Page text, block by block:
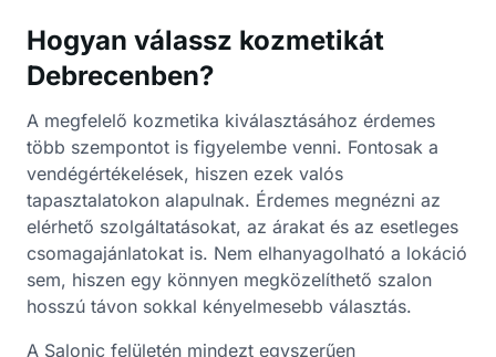
Hogyan válassz kozmetikát
Debrecenben?
A megfelelő kozmetika kiválasztásához érdemes
több szempontot is figyelembe venni. Fontosak a
vendégértékelések, hiszen ezek valós
tapasztalatokon alapulnak. Érdemes megnézni az
elérhető szolgáltatásokat, az árakat és az esetleges
csomagajánlatokat is. Nem elhanyagolható a lokáció
sem, hiszen egy könnyen megközelíthető szalon
hosszú távon sokkal kényelmesebb választás.
A Salonic felületén mindezt egyszerűen